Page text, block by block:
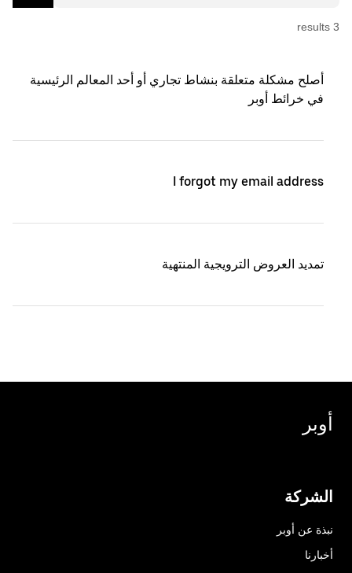
3
s
أصلح مشكلة متعلقة بنشاط تجاري أو أحد المعالم الرئيسية
في خرائط أوبر
I forgot my email address
تمديد العروض الترويجية المنتهية
أوبر
الشركة
نبذة عن أوبر
أخبارنا